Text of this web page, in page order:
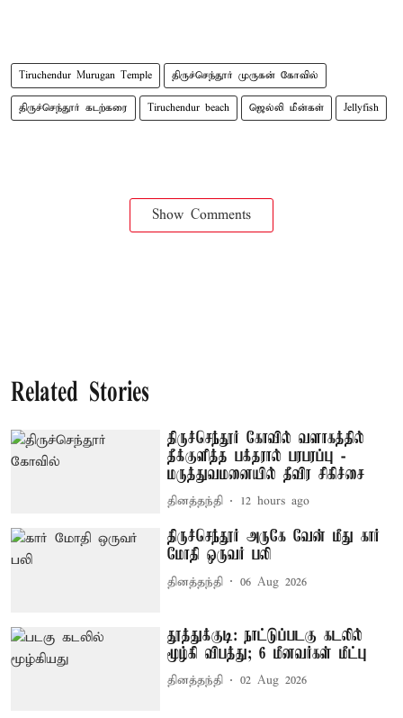
Tiruchendur Murugan Temple திருச்செந்தூர் முருகன் கோவில்
திருச்செந்தூர் கடற்கரை Tiruchendur beach ஜெல்லி மீன்கள் Jellyfish
Show Comments
Related Stories
திருச்செந்தூர் கோவில் வளாகத்தில்
தீக்குளித்த பக்தரால் பரபரப்பு -
மருத்துவமனையில் தீவிர சிகிச்சை
தினத்தந்தி 12 hours ago
திருச்செந்தூர் அருகே வேன் மீது கார்
மோதி ஒருவர் பலி
தினத்தந்தி 06 Aug 2026
தூத்துக்குடி: நாட்டுப்படகு கடலில்
மூழ்கி விபத்து; 6 மீனவர்கள் மீட்பு
தினத்தந்தி 02 Aug 2026